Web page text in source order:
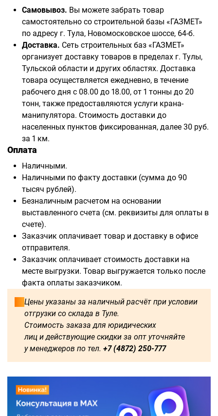
Самовывоз. Вы можете забрать товар
самостоятельно со строительной базы «ГАЗМЕТ»
по адресу г. Тула, Новомосковское шоссе, 64-б.
Доставка. Сеть строительных баз «ГАЗМЕТ»
организует доставку товаров в пределах г. Тулы,
Тульской области и других областях. Доставка
товара осуществляется ежедневно, в течение
рабочего дня с 08.00 до 18.00, от 1 тонны до 20
тонн, также предоставляются услуги крана-
манипулятора. Стоимость доставки до
населенных пунктов фиксированная, далее 30 руб.
за 1 км.
Оплата
Наличными.
Наличными по факту доставки (сумма до 90
тысяч рублей).
Безналичным расчетом на основании
выставленного счета (см. реквизиты для оплаты в
счете).
Заказчик оплачивает товар и доставку в офисе
отправителя.
Заказчик оплачивает стоимость доставки на
месте выгрузки. Товар выгружается только после
факта оплаты заказчиком.
Цены указаны за наличный расчёт при условии
отгрузки со склада в Туле.
Стоимость заказа для юридических
лиц и действующие скидки за опт уточняйте
у менеджеров по тел. +7 (4872) 250-777
Доступны для заказа:
1250 1500
4000 4500 4750
5250 5500 5750 6000